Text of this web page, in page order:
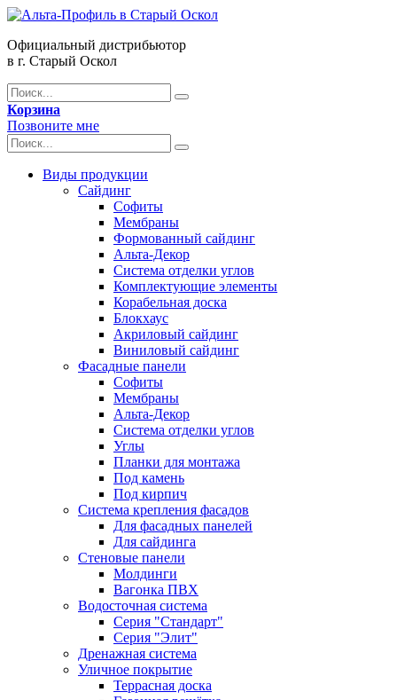
Официальный дистрибьютор
в г. Старый Оскол
Корзина
Позвоните мне
Виды продукции
Сайдинг
Софиты
Мембраны
Формованный сайдинг
Альта-Декор
Система отделки углов
Комплектующие элементы
Корабельная доска
Блокхаус
Акриловый сайдинг
Виниловый сайдинг
Фасадные панели
Софиты
Мембраны
Альта-Декор
Система отделки углов
Углы
Планки для монтажа
Под камень
Под кирпич
Система крепления фасадов
Для фасадных панелей
Для сайдинга
Стеновые панели
Молдинги
Вагонка ПВХ
Водосточная система
Серия "Стандарт"
Серия "Элит"
Дренажная система
Уличное покрытие
Террасная доска